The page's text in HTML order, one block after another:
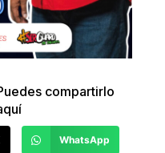
compartirlo
WhatsApp